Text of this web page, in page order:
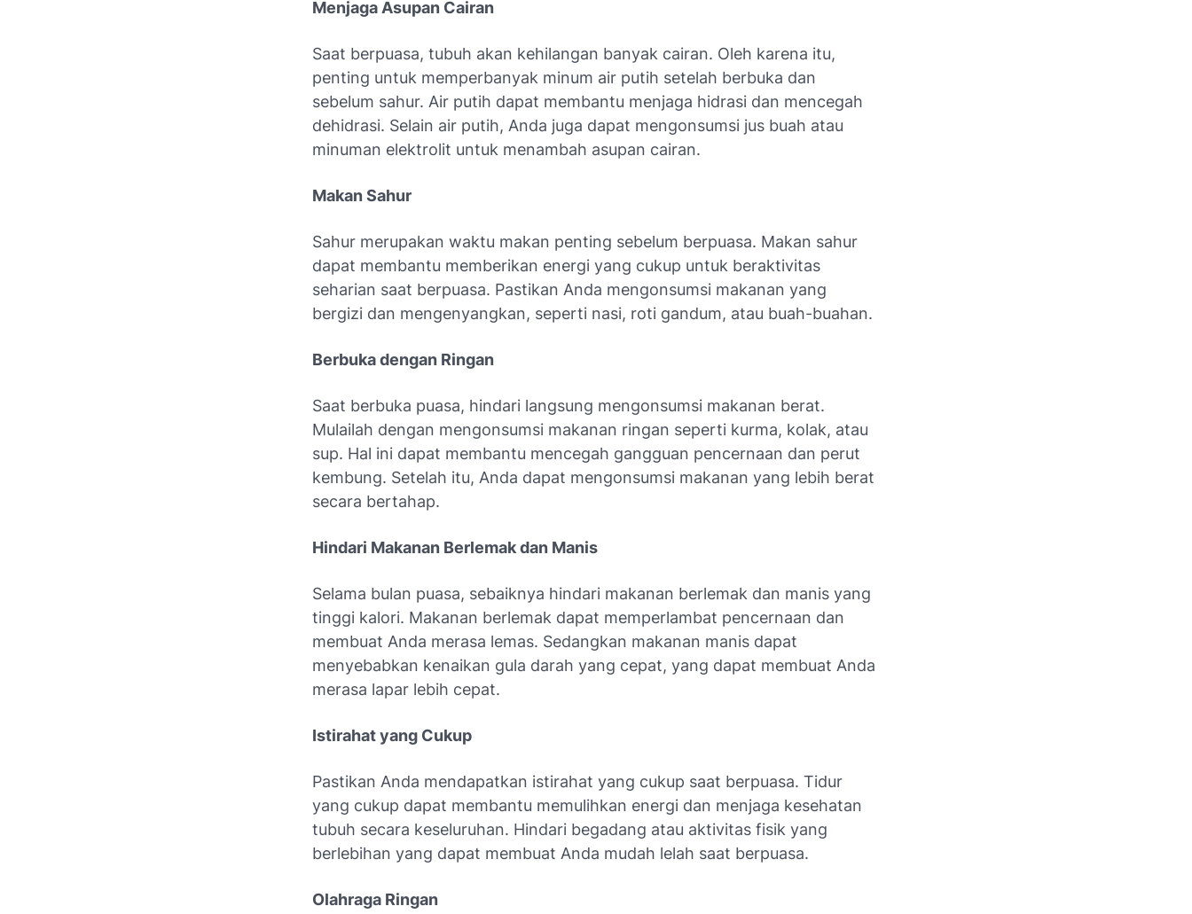
Menjaga Asupan Cairan
Saat berpuasa, tubuh akan kehilangan banyak cairan. Oleh karena itu,
penting untuk memperbanyak minum air putih setelah berbuka dan
sebelum sahur. Air putih dapat membantu menjaga hidrasi dan mencegah
dehidrasi. Selain air putih, Anda juga dapat mengonsumsi jus buah atau
minuman elektrolit untuk menambah asupan cairan.
Makan Sahur
Sahur merupakan waktu makan penting sebelum berpuasa. Makan sahur
dapat membantu memberikan energi yang cukup untuk beraktivitas
seharian saat berpuasa. Pastikan Anda mengonsumsi makanan yang
bergizi dan mengenyangkan, seperti nasi, roti gandum, atau buah-buahan.
Berbuka dengan Ringan
Saat berbuka puasa, hindari langsung mengonsumsi makanan berat.
Mulailah dengan mengonsumsi makanan ringan seperti kurma, kolak, atau
sup. Hal ini dapat membantu mencegah gangguan pencernaan dan perut
kembung. Setelah itu, Anda dapat mengonsumsi makanan yang lebih berat
secara bertahap.
Hindari Makanan Berlemak dan Manis
Selama bulan puasa, sebaiknya hindari makanan berlemak dan manis yang
tinggi kalori. Makanan berlemak dapat memperlambat pencernaan dan
membuat Anda merasa lemas. Sedangkan makanan manis dapat
menyebabkan kenaikan gula darah yang cepat, yang dapat membuat Anda
merasa lapar lebih cepat.
Istirahat yang Cukup
Pastikan Anda mendapatkan istirahat yang cukup saat berpuasa. Tidur
yang cukup dapat membantu memulihkan energi dan menjaga kesehatan
tubuh secara keseluruhan. Hindari begadang atau aktivitas fisik yang
berlebihan yang dapat membuat Anda mudah lelah saat berpuasa.
Olahraga Ringan